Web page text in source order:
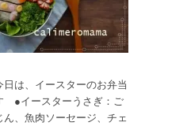
は、イースターのお弁当
●イースターうさぎ：ご
、魚肉ソーセージ、チェ